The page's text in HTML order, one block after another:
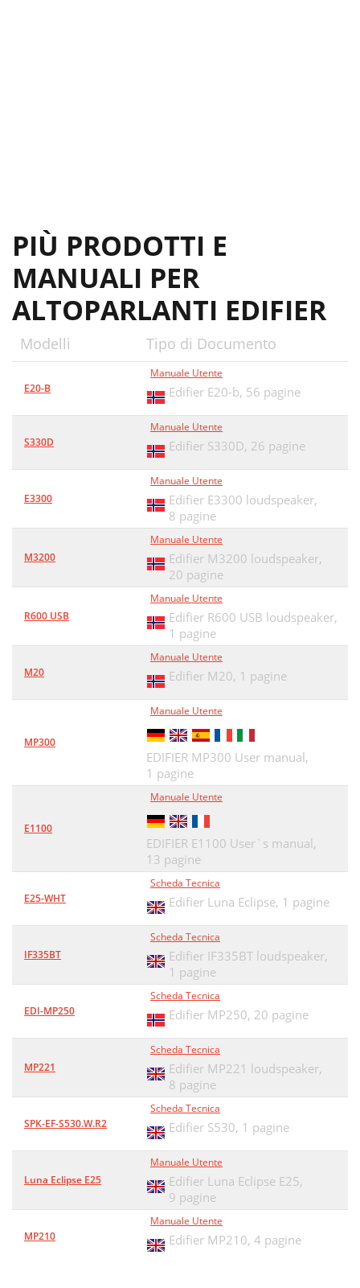
PIÙ PRODOTTI E
MANUALI PER
ALTOPARLANTI EDIFIER
Modelli Tipo di Documento
E20-B
Manuale Utente
Edifier E20-b, 56 pagine
S330D
Manuale Utente
Edifier S330D, 26 pagine
E3300
Manuale Utente
Edifier E3300 loudspeaker,
8 pagine
M3200
Manuale Utente
Edifier M3200 loudspeaker,
20 pagine
R600 USB
Manuale Utente
Edifier R600 USB loudspeaker,
1 pagine
M20
Manuale Utente
Edifier M20, 1 pagine
MP300
Manuale Utente
EDIFIER MP300 User manual,
1 pagine
E1100
Manuale Utente
EDIFIER E1100 User`s manual,
13 pagine
E25-WHT
Scheda Tecnica
Edifier Luna Eclipse, 1 pagine
IF335BT
Scheda Tecnica
Edifier IF335BT loudspeaker,
1 pagine
EDI-MP250
Scheda Tecnica
Edifier MP250, 20 pagine
MP221
Scheda Tecnica
Edifier MP221 loudspeaker,
8 pagine
SPK-EF-S530.W.R2
Scheda Tecnica
Edifier S530, 1 pagine
Luna Eclipse E25
Manuale Utente
Edifier Luna Eclipse E25,
9 pagine
MP210
Manuale Utente
Edifier MP210, 4 pagine